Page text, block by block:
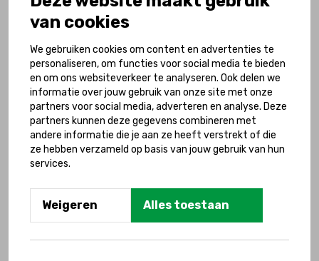
van cookies
We gebruiken cookies om content en advertenties te
personaliseren, om functies voor social media te bieden
en om ons websiteverkeer te analyseren. Ook delen we
informatie over jouw gebruik van onze site met onze
partners voor social media, adverteren en analyse. Deze
partners kunnen deze gegevens combineren met
andere informatie die je aan ze heeft verstrekt of die
ze hebben verzameld op basis van jouw gebruik van hun
services.
Weigeren Alles toestaan
Kom ook in actie en help
kinderen met een
handicap